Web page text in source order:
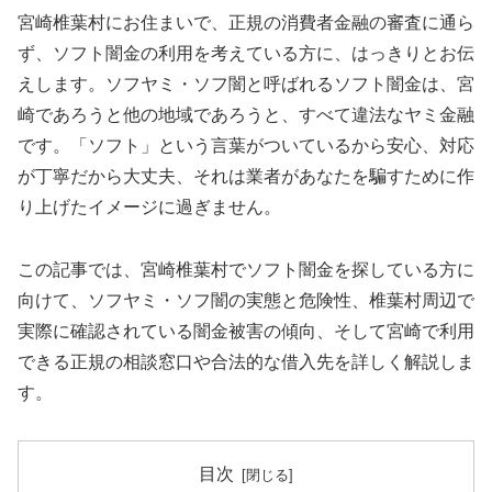
宮崎椎葉村にお住まいで、正規の消費者金融の審査に通ら
ず、ソフト闇金の利用を考えている方に、はっきりとお伝
えします。ソフヤミ・ソフ闇と呼ばれるソフト闇金は、宮
崎であろうと他の地域であろうと、すべて違法なヤミ金融
です。「ソフト」という言葉がついているから安心、対応
が丁寧だから大丈夫、それは業者があなたを騙すために作
り上げたイメージに過ぎません。
この記事では、宮崎椎葉村でソフト闇金を探している方に
向けて、ソフヤミ・ソフ闇の実態と危険性、椎葉村周辺で
実際に確認されている闇金被害の傾向、そして宮崎で利用
できる正規の相談窓口や合法的な借入先を詳しく解説しま
す。
目次